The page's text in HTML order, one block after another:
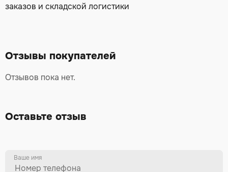
заказов и складской логистики
Отзывы покупателей
Отзывов пока нет.
Оставьте отзыв
Ваше имя